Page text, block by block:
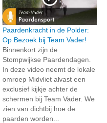
Paardenkracht in de Polder:
Op Bezoek bij Team Vader!
Binnenkort zijn de
Stompwijkse Paardendagen.
In deze video neemt de lokale
omroep Midvliet alvast een
exclusief kijkje achter de
schermen bij Team Vader. We
zien van dichtbij hoe de
paarden worden...